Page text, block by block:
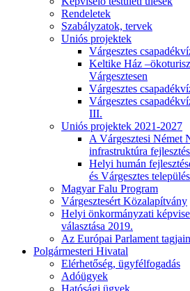
Rendeletek
Szabályzatok, tervek
Uniós projektek
Várgesztes
Keltike Ház
Várgesztesen
Várgesztes
Várgesztes
III.
Uniós projektek 2021-2027
A Várgesztesi Német
infrastruktúra
Helyi humán
és Várgesztes
Magyar Falu Program
Várgesztesért Közalapítvány
Helyi önkormányzati
választása 2019.
Az Európai Parlament
Polgármesteri Hivatal
Elérhetőség, ügyfélfogadás
Adóügyek
Hatósági ügyek